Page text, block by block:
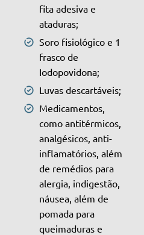
fita adesiva e
ataduras;
Soro fisiológico e 1
frasco de
Iodopovidona;
Luvas descartáveis;
Medicamentos,
como antitérmicos,
analgésicos, anti-
inflamatórios, além
de remédios para
alergia, indigestão,
náusea, além de
pomada para
queimaduras e